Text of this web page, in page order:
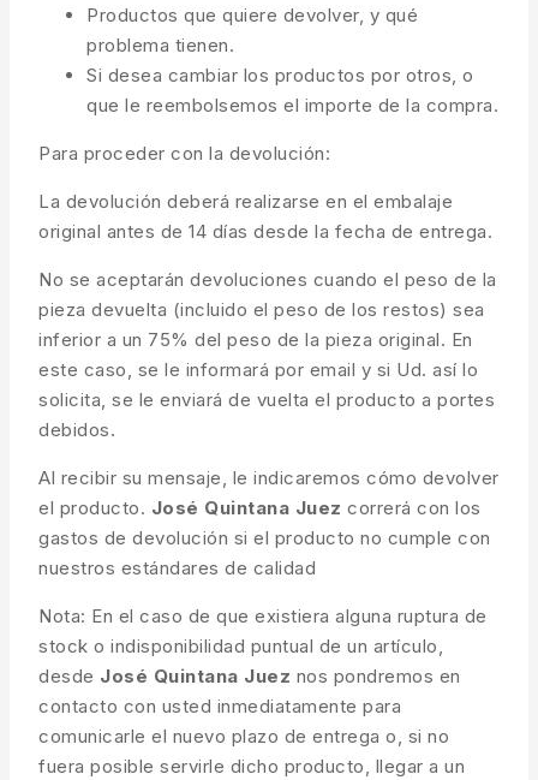
Productos que quiere devolver, y qué
problema tienen.
Si desea cambiar los productos por otros, o
que le reembolsemos el importe de la compra.
Para proceder con la devolución:
La devolución deberá realizarse en el embalaje
original antes de 14 días desde la fecha de entrega.
No se aceptarán devoluciones cuando el peso de la
pieza devuelta (incluido el peso de los restos) sea
inferior a un 75% del peso de la pieza original. En
este caso, se le informará por email y si Ud. así lo
solicita, se le enviará de vuelta el producto a portes
debidos.
Al recibir su mensaje, le indicaremos cómo devolver
el producto. José Quintana Juez correrá con los
gastos de devolución si el producto no cumple con
nuestros estándares de calidad
Nota: En el caso de que existiera alguna ruptura de
stock o indisponibilidad puntual de un artículo,
desde José Quintana Juez nos pondremos en
contacto con usted inmediatamente para
comunicarle el nuevo plazo de entrega o, si no
fuera posible servirle dicho producto, llegar a un